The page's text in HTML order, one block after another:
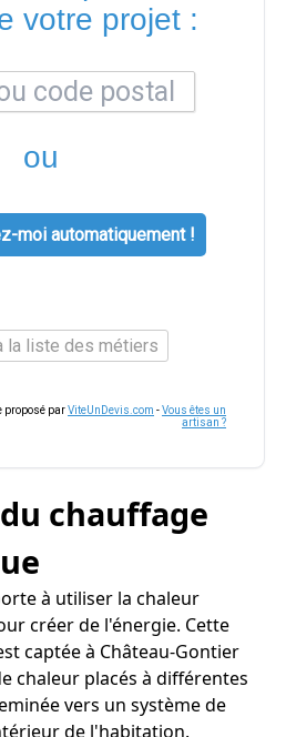
votre projet :
ou
moi automatiquement !
la liste des métiers
proposé parViteUnDevis.com -Vous êtes un
artisan ?
chauffage
à utiliser la chaleur
créer de l'énergie. Cette
captée à Château-Gontier
chaleur placés à différentes
vers un système de
de l'habitation.